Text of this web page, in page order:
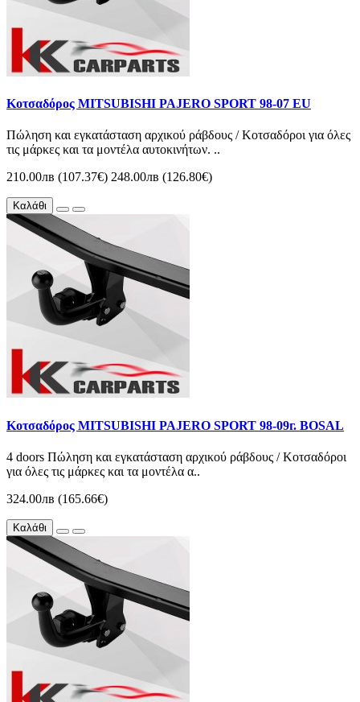
Κοτσαδόρος MITSUBISHI PAJERO SPORT 98-07 EU
Πώληση και εγκατάσταση αρχικού ράβδους / Κοτσαδόροι για όλες
τις μάρκες και τα μοντέλα αυτοκινήτων. ..
210.00лв (107.37€) 248.00лв (126.80€)
Καλάθι
Κοτσαδόρος MITSUBISHI PAJERO SPORT 98-09г. BOSAL
4 doors Πώληση και εγκατάσταση αρχικού ράβδους / Κοτσαδόροι
για όλες τις μάρκες και τα μοντέλα α..
324.00лв (165.66€)
Καλάθι